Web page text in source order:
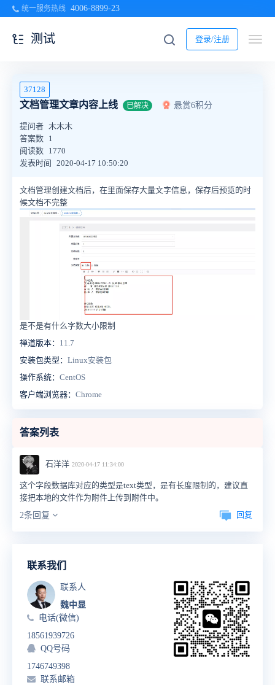
统一服务热线 4006-8899-23
登录/注册
测试
37128
文档管理文章内容上线 已解决 悬赏6积分
提问者 木木木
答案数 1
阅读数 1770
发表时间
2020-04-17 10:50:20
文档管理创建文档后，在里面保存大量文字信息，保存后预览的时
候文档不完整
是不是有什么字数大小限制
禅道版本： 11.7
安装包类型： Linux安装包
操作系统： CentOS
客户端浏览器： Chrome
答案列表
石洋洋 2020-04-17 11:34:00
这个字段数据库对应的类型是text类型，是有长度限制的，建议直
接把本地的文件作为附件上传到附件中。
2条回复
回复
联系我们
联系人
魏中显
电话(微信)
18561939726
QQ号码
1746749398
联系邮箱